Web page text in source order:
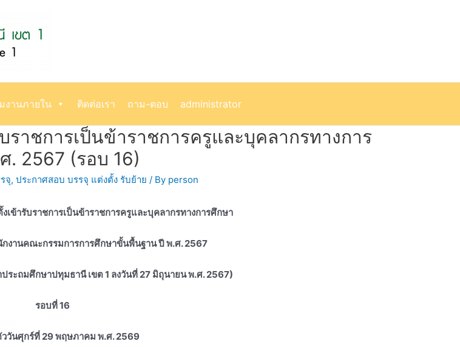
งานภายใน ติดต่อเรา ถาม-ตอบ administrator
ราชการเป็นข้าราชการครูและบุคลากรทางการ
2567 (รอบ 16)
จุ, ประกาศสอบ บรรจุ แต่งตั้ง รับย้าย / By person
เข้ารับราชการเป็นข้าราชการครูและบุคลากรทางการศึกษา
งานคณะกรรมการการศึกษาขั้นพื้นฐาน ปี พ.ศ. 2567
ะถมศึกษาปทุมธานี เขต 1 ลงวันที่ 27 มิถุนายน พ.ศ. 2567)
รอบที่ 16
ววันศุกร์ที่ 29 พฤษภาคม พ.ศ. 2569